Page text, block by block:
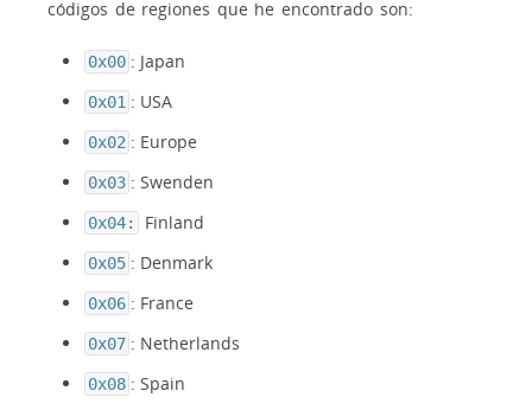
códigos de regiones que he encontrado son:
0x00 : Japan
0x01 : USA
0x02 : Europe
0x03 : Swenden
0x04: Finland
0x05 : Denmark
0x06 : France
0x07 : Netherlands
0x08 : Spain